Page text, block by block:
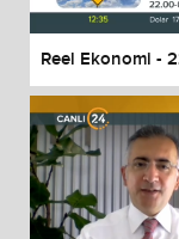
Reel Ekonomi -